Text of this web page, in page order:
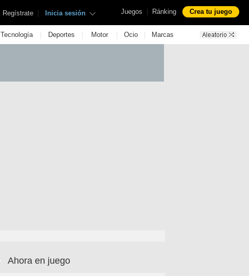
Juegos | Ránking Crea tu juego
Regístrate | Inicia sesión
Tecnología | Deportes | Motor | Ocio | Marcas
Ahora en juego